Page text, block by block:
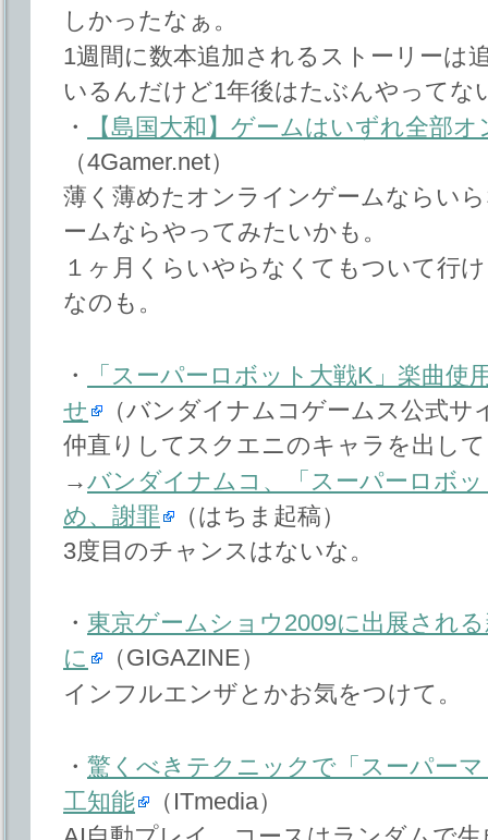
しかったなぁ。
1週間に数本追加されるストーリーは
いるんだけど1年後はたぶんやってな
・
【島国大和】ゲームはいずれ全部
（4Gamer.net）
薄く薄めたオンラインゲームならい
ームならやってみたいかも。
１ヶ月くらいやらなくてもついて行
なのも。
・
「スーパーロボット大戦K」楽曲
せ
（バンダイナムコゲームス公式サ
仲直りしてスクエニのキャラを出し
→バンダイナムコ、「スーパーロボ
め、謝罪
（はちま起稿）
3度目のチャンスはないな。
・ 東京ゲームショウ2009に出展され
に
（GIGAZINE）
インフルエンザとかお気をつけて。
・ 驚くべきテクニックで「スーパー
工知能
（ITmedia）